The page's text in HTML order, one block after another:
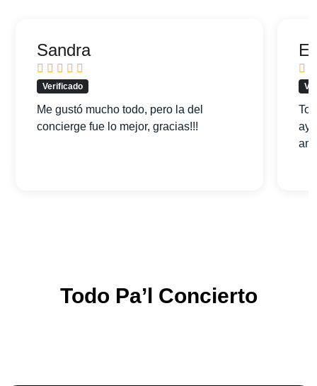
Sandra
Verificado
Me gustó mucho todo, pero la del
concierge fue lo mejor, gracias!!!
Todo Pa’l Concierto